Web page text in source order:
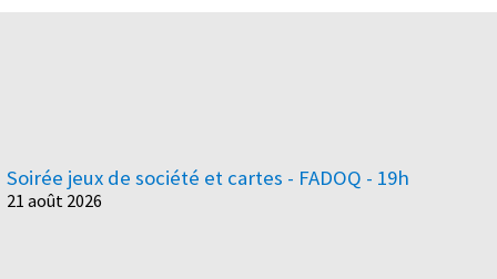
Soirée jeux de société et cartes - FADOQ - 19h
21 août 2026